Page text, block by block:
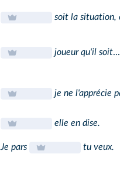
soit la situation,
joueur qu'il soit...
je ne l'apprécie
elle en dise.
Je pars tu veux.